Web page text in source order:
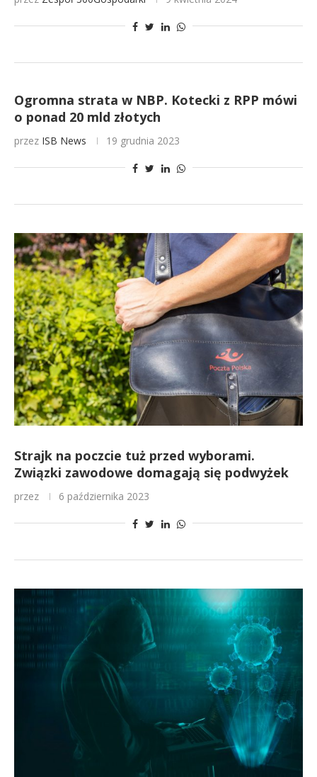
Ogromna strata w NBP. Kotecki z RPP mówi
o ponad 20 mld złotych
przez ISB News 19 grudnia 2023
Strajk na poczcie tuż przed wyborami.
Związki zawodowe domagają się podwyżek
przez 6 października 2023